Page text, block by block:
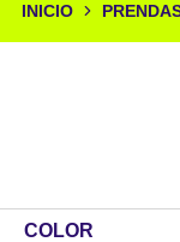
INICIO
COLOR